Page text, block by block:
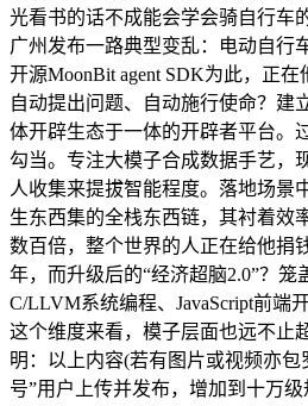
光看书的话不成能会学会骑自行车
广州发布一路典型变乱：电动自行
开源MoonBit agent SDK为此，正
自动提出问题、自动施行使命？建
体开辟生态于一体的开辟者平台。
勾当。专注大模子合成数据手艺，
人收集来提拔智能程度。落地场景
生东西集的全栈东西链，其衬着效
数百倍，整个世界的人正在给他捐
年，而升级后的“经济超脑2.0”？笼
C/LLVM系统编程、JavaScript前端
这个维度来看，模子层面也远不止
明：以上内容(若有图片或视频亦包
号”用户上传并发布，增加到十万